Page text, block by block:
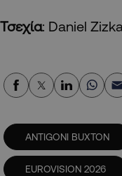
Τσεχία: Daniel
ANTIGONI BUXTON
EUROVISION 2026